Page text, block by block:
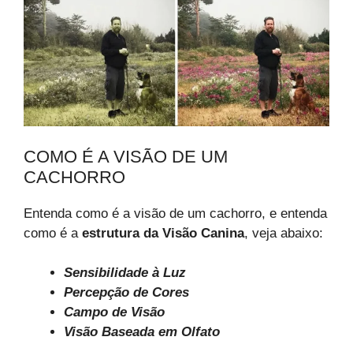
COMO É A VISÃO DE UM
CACHORRO
Entenda como é a visão de um cachorro, e entenda
como é a estrutura da Visão Canina, veja abaixo:
Sensibilidade à Luz
Percepção de Cores
Campo de Visão
Visão Baseada em Olfato